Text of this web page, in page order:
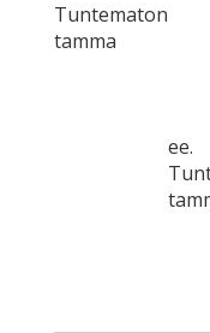
Tuntematon
tamma
ee.